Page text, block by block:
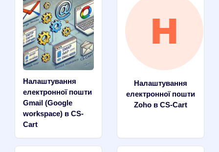
Налаштування
електронної пошти
Gmail (Google
workspace) в CS-
Cart
Налаштування
електронної пошти
Zoho в CS-Cart